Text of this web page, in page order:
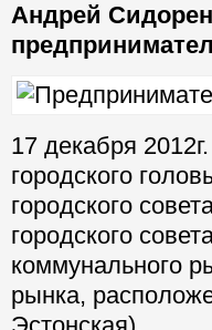
Андрей
17 декабря
городского
городского
городского
коммунального
рынка,